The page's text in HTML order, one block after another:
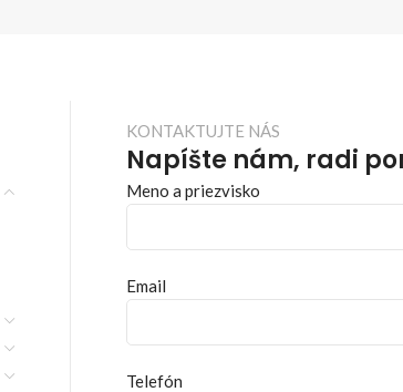
KONTAKTUJTE NÁS
Napíšte nám, radi
Meno a priezvisko
Email
Telefón